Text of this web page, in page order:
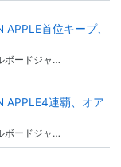
APPLE首位キープ、
ボードジャ…
APPLE4連覇、オア
ボードジャ…